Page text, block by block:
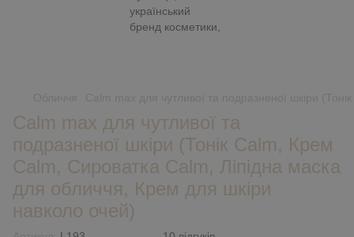
Calm max для чутливої та
подразненої шкіри (Тонік Calm, Крем
Calm, Сироватка Calm, Ліпідна маска
для обличчя, Крем для шкіри
навколо очей)